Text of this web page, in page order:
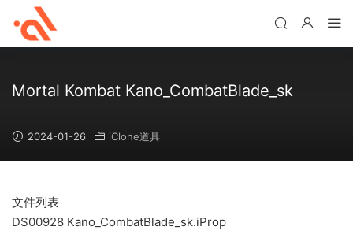
Mortal Kombat Kano_CombatBlade_sk
2024-01-26 iClone道具
文件列表
DS00928 Kano_CombatBlade_sk.iProp